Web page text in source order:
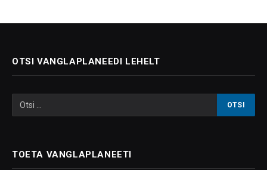
OTSI VANGLAPLANEEDI LEHELT
TOETA VANGLAPLANEETI